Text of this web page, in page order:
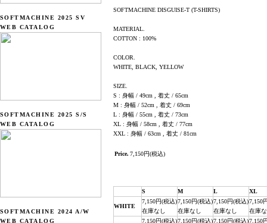
SOFTMACHINE 2025 SV
WEB CATALOG
SOFTMACHINE 2025 S/S
WEB CATALOG
SOFTMACHINE 2024 A/W
WEB CATALOG
SOFTMACHINE DISGUISE-T (T-SHIRTS)
MATERIAL.
COTTON : 100%
COLOR.
WHITE, BLACK, YELLOW
SIZE.
S : 身幅 / 49cm , 着丈 / 65cm
M : 身幅 / 52cm , 着丈 / 69cm
L : 身幅 / 55cm , 着丈 / 73cm
XL : 身幅 / 58cm , 着丈 / 77cm
XXL : 身幅 / 63cm , 着丈 / 81cm
Price. 7,150円(税込)
S M L XL
WHITE
7,150円(税込)
在庫なし
7,150円(税込)
在庫なし
7,150円(税込)
在庫なし
7,150
在庫
7,150円(税込)7,150円(税込)7,150円(税込)7,150